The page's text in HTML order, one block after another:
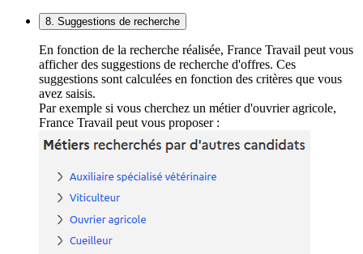
8. Suggestions de recherche
En fonction de la recherche réalisée, France Travail peut vous
afficher des suggestions de recherche d'offres. Ces
suggestions sont calculées en fonction des critères que vous
avez saisis.
Par exemple si vous cherchez un métier d'ouvrier agricole,
France Travail peut vous proposer :